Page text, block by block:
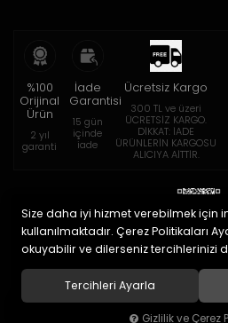
%100
Orijinal
Ürün
2 yıl
garanti
İade
Garantisi
15 gün
içinde
iade
Ücretsiz Kargo
300 TL ve üzeri
ÜCRETSİZ KARGO.
DİKKAT: İADE
ÜRÜNLERİN KARGOSU
ALICIYA AİTTİR.
© 2020Eymen Optik Lens Limited
Size daha iyi hizmet verebilmek için
kullanılmaktadır. Çerez Politikaları
okuyabilir ve dilerseniz tercihlerinizi
Tercihleri Ayarla
Gizlilik ve Çerez